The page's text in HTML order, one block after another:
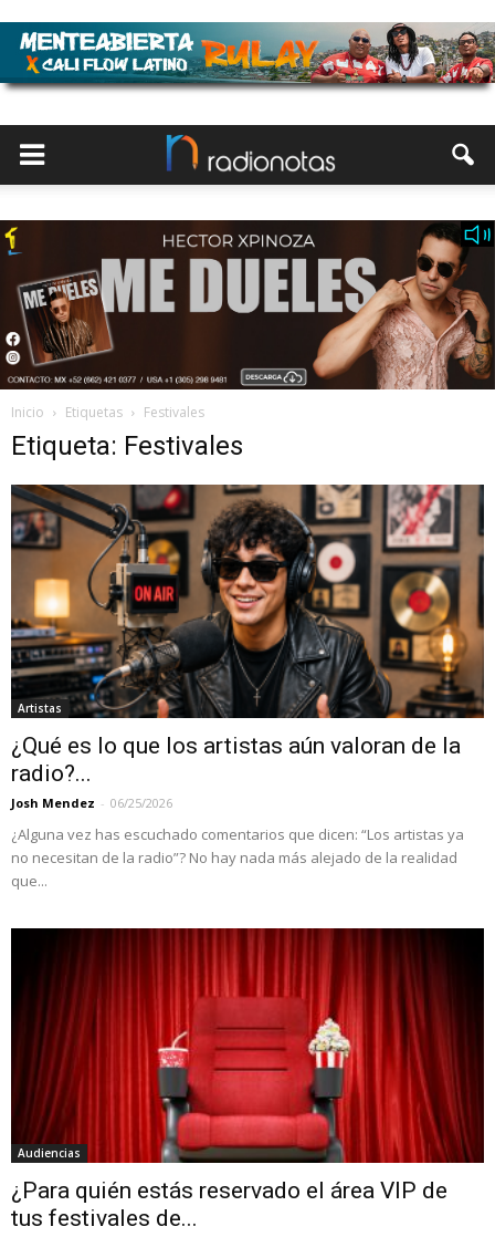
Inicio Etiquetas Festivales
Etiqueta: Festivales
Artistas
¿Qué es lo que los artistas aún valoran de la
radio?...
Josh Mendez - 06/25/2026
¿Alguna vez has escuchado comentarios que dicen: “Los artistas ya
no necesitan de la radio”? No hay nada más alejado de la realidad
que...
Audiencias
¿Para quién estás reservado el área VIP de
tus festivales de...